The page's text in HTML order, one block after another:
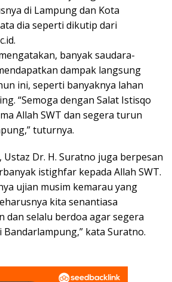
di Lampung dan Kota
dia seperti dikutip dari
banyak saudara-
dampak langsung
ini, seperti banyaknya lahan
“Semoga dengan Salat Istisqo
Allah SWT dan segera turun
tuturnya.
Ustaz Dr. H. Suratno juga berpesan
istighfar kepada Allah SWT.
ujian musim kemarau yang
kita senantiasa
dan selalu berdoa agar segera
kata Suratno.